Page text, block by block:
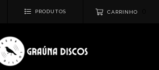
PRODUTOS CARRINHO